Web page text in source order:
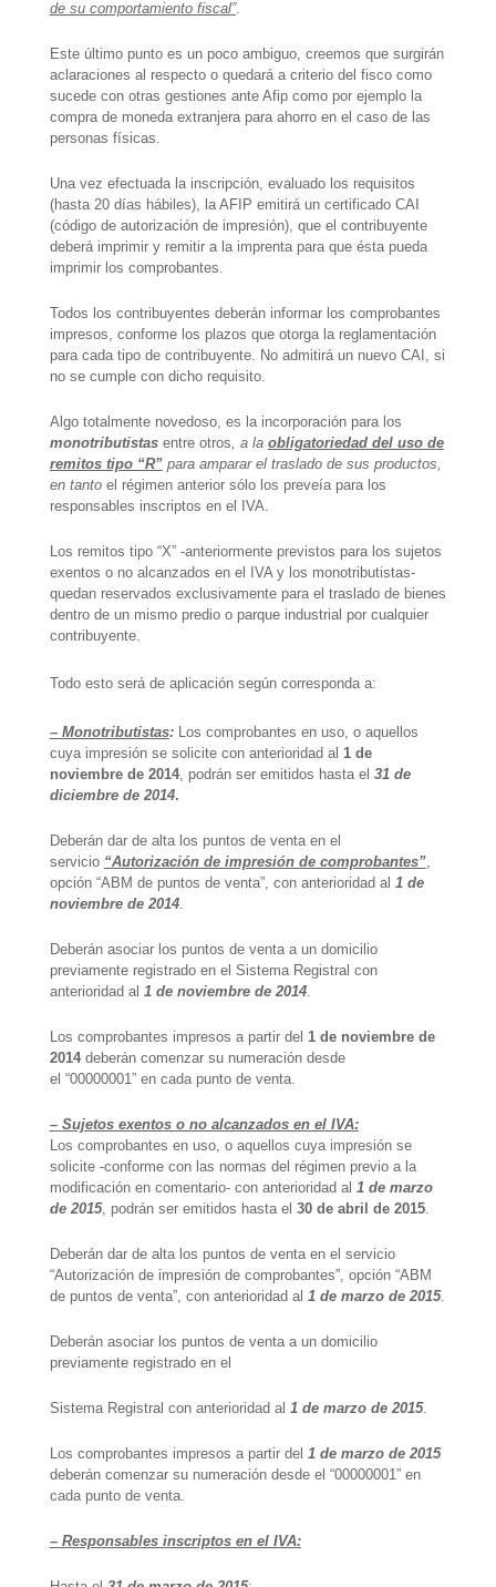
de su comportamiento fiscal”.
Este último punto es un poco ambiguo, creemos que surgirán
aclaraciones al respecto o quedará a criterio del fisco como
sucede con otras gestiones ante Afip como por ejemplo la
compra de moneda extranjera para ahorro en el caso de las
personas físicas.
Una vez efectuada la inscripción, evaluado los requisitos
(hasta 20 días hábiles), la AFIP emitirá un certificado CAI
(código de autorización de impresión), que el contribuyente
deberá imprimir y remitir a la imprenta para que ésta pueda
imprimir los comprobantes.
Todos los contribuyentes deberán informar los comprobantes
impresos, conforme los plazos que otorga la reglamentación
para cada tipo de contribuyente. No admitirá un nuevo CAI, si
no se cumple con dicho requisito.
Algo totalmente novedoso, es la incorporación para los
monotributistasentre otros, a la obligatoriedad del uso de
remitos tipo “R”para amparar el traslado de sus productos,
en tanto el régimen anterior sólo los preveía para los
responsables inscriptos en el IVA.
Los remitos tipo “X” -anteriormente previstos para los sujetos
exentos o no alcanzados en el IVA y los monotributistas-
quedan reservados exclusivamente para el traslado de bienes
dentro de un mismo predio o parque industrial por cualquier
contribuyente.
Todo esto será de aplicación según corresponda a:
– Monotributistas: Los comprobantes en uso, o aquellos
cuya impresión se solicite con anterioridad al 1 de
noviembre de 2014, podrán ser emitidos hasta el 31 de
diciembre de 2014.
Deberán dar de alta los puntos de venta en el
servicio “Autorización de impresión de comprobantes”,
opción “ABM de puntos de venta”, con anterioridad al 1 de
noviembre de 2014.
Deberán asociar los puntos de venta a un domicilio
previamente registrado en el Sistema Registral con
anterioridad al 1 de noviembre de 2014.
Los comprobantes impresos a partir del 1 de noviembre de
2014deberán comenzar su numeración desde
el “00000001” en cada punto de venta.
– Sujetos exentos o no alcanzados en el IVA:
Los comprobantes en uso, o aquellos cuya impresión se
solicite -conforme con las normas del régimen previo a la
modificación en comentario- con anterioridad al 1 de marzo
de 2015, podrán ser emitidos hasta el 30 de abril de 2015.
Deberán dar de alta los puntos de venta en el servicio
“Autorización de impresión de comprobantes”, opción “ABM
de puntos de venta”, con anterioridad al 1 de marzo de 2015.
Deberán asociar los puntos de venta a un domicilio
previamente registrado en el
Sistema Registral con anterioridad al 1 de marzo de 2015.
Los comprobantes impresos a partir del 1 de marzo de 2015
deberán comenzar su numeración desde el “00000001” en
cada punto de venta.
– Responsables inscriptos en el IVA: